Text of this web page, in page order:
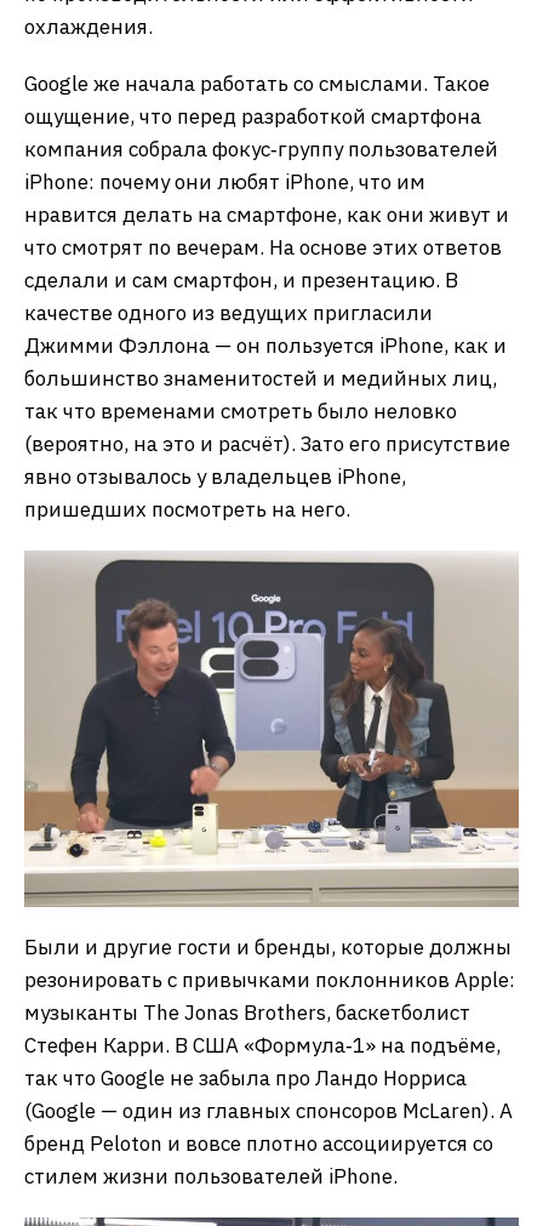
охлаждения.
Google же начала работать со смыслами. Такое
ощущение, что перед разработкой смартфона
компания собрала фокус‑группу пользователей
iPhone: почему они любят iPhone, что им
нравится делать на смартфоне, как они живут и
что смотрят по вечерам. На основе этих ответов
сделали и сам смартфон, и презентацию. В
качестве одного из ведущих пригласили
Джимми Фэллона — он пользуется iPhone, как и
большинство знаменитостей и медийных лиц,
так что временами смотреть было неловко
(вероятно, на это и расчёт). Зато его присутствие
явно отзывалось у владельцев iPhone,
пришедших посмотреть на него.
Были и другие гости и бренды, которые должны
резонировать с привычками поклонников Apple:
музыканты The Jonas Brothers, баскетболист
Стефен Карри. В США «Формула‑1» на подъёме,
так что Google не забыла про Ландо Норриса
(Google — один из главных спонсоров McLaren). А
бренд Peloton и вовсе плотно ассоциируется со
стилем жизни пользователей iPhone.